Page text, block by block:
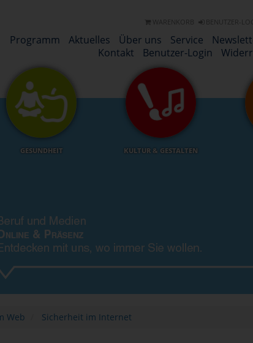
WARENKORB BENUTZER-
Programm Aktuelles Über uns Service
Kontakt
Benutzer-Login
GESUNDHEIT KULTUR & GESTALTEN
Web Sicherheit im Internet